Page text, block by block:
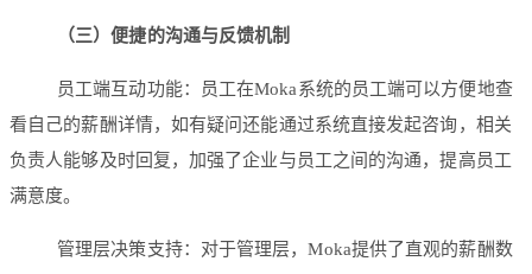
（三）便捷的沟通与反馈机制
员工端互动功能：员工在Moka系统的员工端可以方便地查
看自己的薪酬详情，如有疑问还能通过系统直接发起咨询，相关
负责人能够及时回复，加强了企业与员工之间的沟通，提高员工
满意度。
管理层决策支持：对于管理层，Moka提供了直观的薪酬数